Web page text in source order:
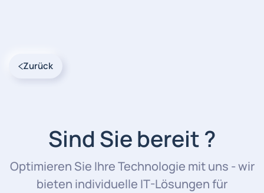
Zurück
Sind Sie bereit ?
Optimieren Sie Ihre Technologie mit uns - wir
bieten individuelle IT-Lösungen für